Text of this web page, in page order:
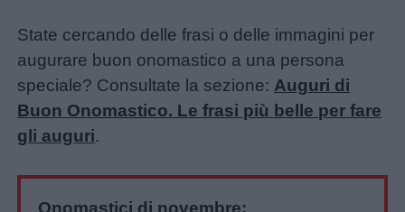
State cercando delle frasi o delle immagini per
augurare buon onomastico a una persona
speciale? Consultate la sezione: Auguri di
Buon Onomastico. Le frasi più belle per fare
gli auguri.
Onomastici di novembre: